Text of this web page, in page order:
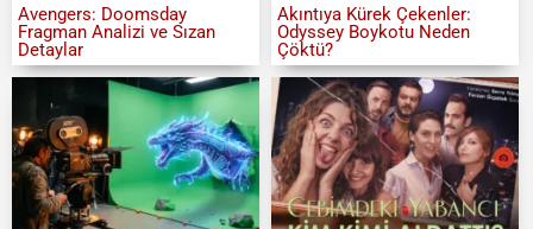
Avengers: Doomsday
Fragman Analizi ve Sızan
Detaylar
Akıntıya Kürek Çekenler:
Odyssey Boykotu Neden
Çöktü?